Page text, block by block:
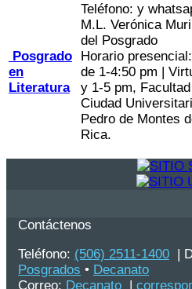
Posgrado
en
Literatura
Teléfono: y
M.L. Verónica
del Posgrado
Horario
de 1-4:50 pm |
y 1-5 pm,
Ciudad
Pedro de Montes
Rica.
Contáctenos
Teléfono: (506) 2511-1400 |
Posgrados • Decanato
Correo: Decanato |